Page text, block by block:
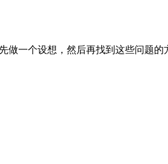
一个设想，然后再找到这些问题的